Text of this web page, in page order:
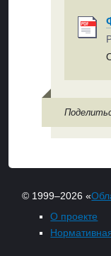
© 1999–2026 «
О проекте